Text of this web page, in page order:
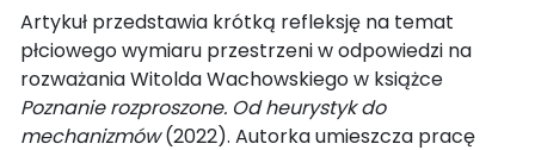
Artykuł przedstawia krótką refleksję na temat
płciowego wymiaru przestrzeni w odpowiedzi na
rozważania Witolda Wachowskiego w książce
Poznanie rozproszone. Od heurystyk do
mechanizmów(2022). Autorka umieszcza pracę